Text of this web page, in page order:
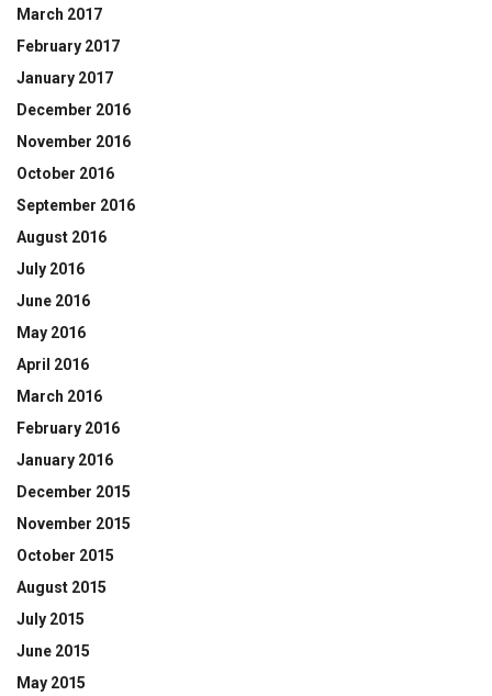
March 2017
February 2017
January 2017
December 2016
November 2016
October 2016
September 2016
August 2016
July 2016
June 2016
May 2016
April 2016
March 2016
February 2016
January 2016
December 2015
November 2015
October 2015
August 2015
July 2015
June 2015
May 2015